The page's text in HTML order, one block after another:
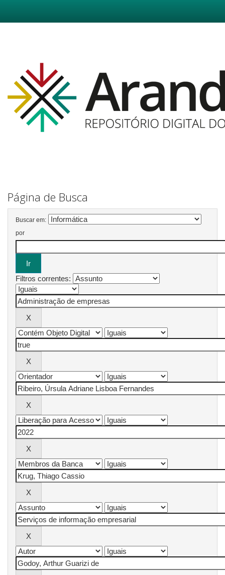
Página de Busca
Buscar em:
por
Filtros correntes: